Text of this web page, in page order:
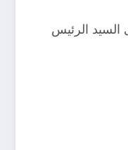
السيد الرئيس